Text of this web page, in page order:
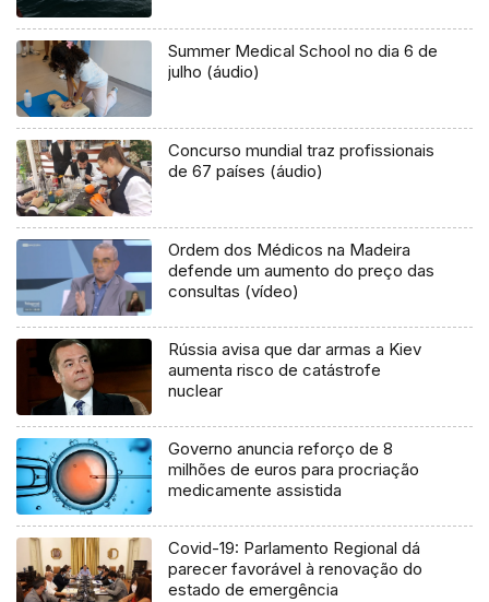
Summer Medical School no dia 6 de
julho (áudio)
Concurso mundial traz profissionais
de 67 países (áudio)
Ordem dos Médicos na Madeira
defende um aumento do preço das
consultas (vídeo)
Rússia avisa que dar armas a Kiev
aumenta risco de catástrofe
nuclear
Governo anuncia reforço de 8
milhões de euros para procriação
medicamente assistida
Covid-19: Parlamento Regional dá
parecer favorável à renovação do
estado de emergência